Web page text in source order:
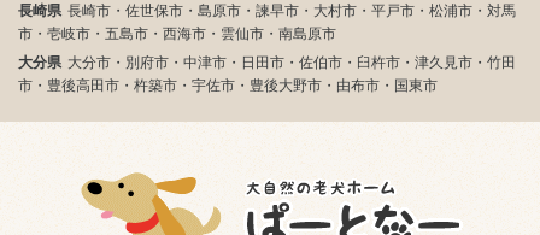
長崎県 長崎市・佐世保市・島原市・諫早市・大村市・平戸市・松浦市・対馬
市・壱岐市・五島市・西海市・雲仙市・南島原市
大分県 大分市・別府市・中津市・日田市・佐伯市・臼杵市・津久見市・竹田
市・豊後高田市・杵築市・宇佐市・豊後大野市・由布市・国東市